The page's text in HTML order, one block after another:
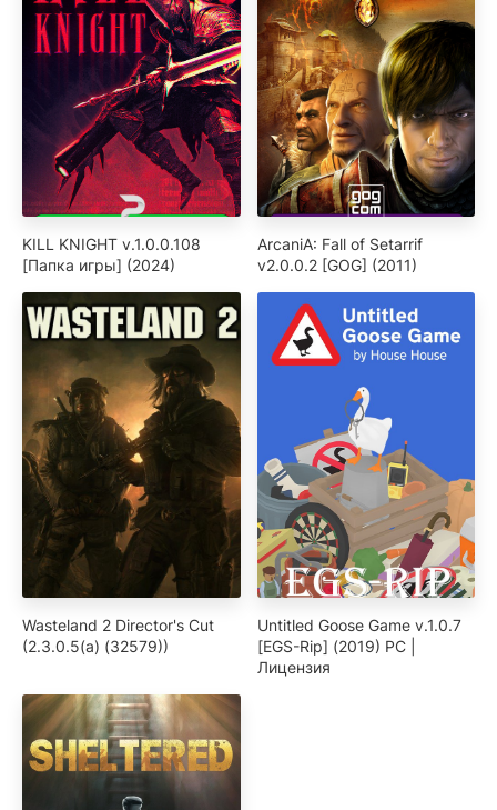
KILL KNIGHT v.1.0.0.108
[Папка игры] (2024)
ArcaniA: Fall of Setarrif
v2.0.0.2 [GOG] (2011)
Wasteland 2 Director's Cut
(2.3.0.5(a) (32579))
Untitled Goose Game v.1.0.7
[EGS-Rip] (2019) PC |
Лицензия